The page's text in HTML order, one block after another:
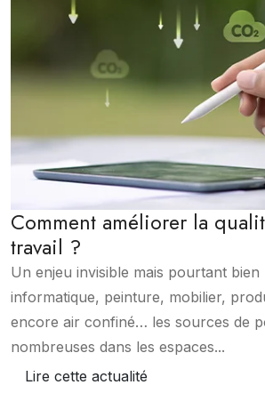
Comment améliorer la
travail ?
Un enjeu invisible mais pourtant bien
informatique, peinture, mobilier,
encore air confiné… les sources de
nombreuses dans les espaces...
Lire cette actualité